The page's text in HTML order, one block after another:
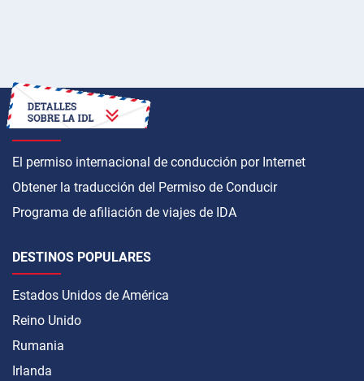
CÓMO OBTENER
El permiso internacional de conducción por Internet
Obtener la traducción del Permiso de Conducir
Programa de afiliación de viajes de IDA
DESTINOS POPULARES
Estados Unidos de América
Reino Unido
Rumania
Irlanda